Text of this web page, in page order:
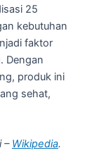
25
kebutuhan
faktor
Dengan
produk ini
sehat,
– Wikipedia.